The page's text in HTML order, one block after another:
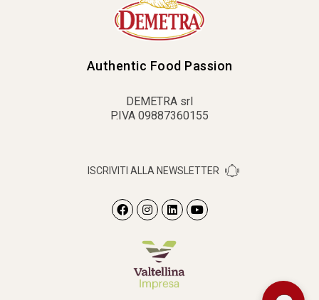
Authentic Food Passion
DEMETRA srl
P.IVA 09887360155
ISCRIVITI ALLA NEWSLETTER